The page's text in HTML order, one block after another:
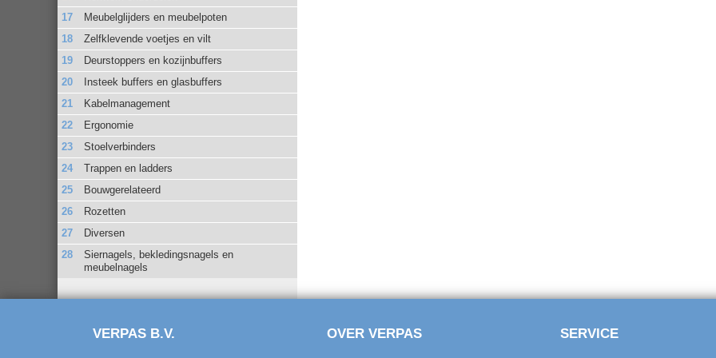
Meubelglijders en meubelpoten
Zelfklevende voetjes en vilt
Deurstoppers en kozijnbuffers
Insteek buffers en glasbuffers
Kabelmanagement
Ergonomie
Stoelverbinders
Trappen en ladders
Bouwgerelateerd
Rozetten
Diversen
Siernagels, bekledingsnagels en
meubelnagels
VERPAS B.V. OVER VERPAS SERVICE